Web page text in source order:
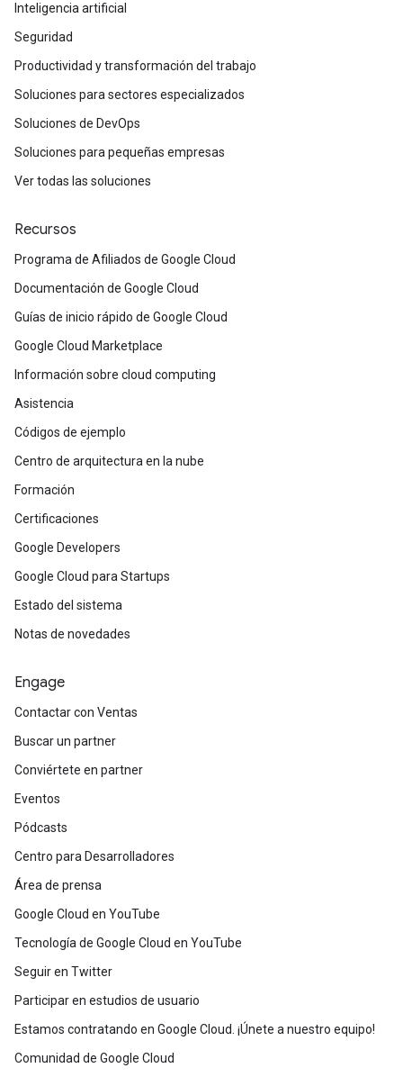
Inteligencia artificial
Seguridad
Productividad y transformación del trabajo
Soluciones para sectores especializados
Soluciones de DevOps
Soluciones para pequeñas empresas
Ver todas las soluciones
Recursos
Programa de Afiliados de Google Cloud
Documentación de Google Cloud
Guías de inicio rápido de Google Cloud
Google Cloud Marketplace
Información sobre cloud computing
Asistencia
Códigos de ejemplo
Centro de arquitectura en la nube
Formación
Certificaciones
Google Developers
Google Cloud para Startups
Estado del sistema
Notas de novedades
Engage
Contactar con Ventas
Buscar un partner
Conviértete en partner
Eventos
Pódcasts
Centro para Desarrolladores
Área de prensa
Google Cloud en YouTube
Tecnología de Google Cloud en YouTube
Seguir en Twitter
Participar en estudios de usuario
Estamos contratando en Google Cloud. ¡Únete a nuestro equipo!
Comunidad de Google Cloud